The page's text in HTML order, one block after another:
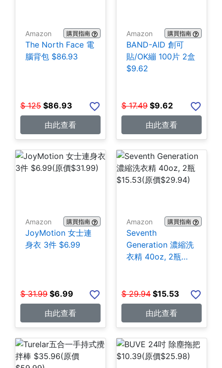
Amazon 購買指南
The North Face 電
腦背包 $86.93
$ 125 $86.93
由此查看
Amazon 購買指南
BAND-AID 創可
貼/OK繃 100片 2盒
$9.62
$ 17.49 $9.62
由此查看
Amazon 購買指南
JoyMotion 女士連
身衣 3件 $6.99
$ 31.99 $6.99
由此查看
Amazon 購買指南
Seventh
Generation 濃縮洗
衣精 40oz, 2瓶
$ 29.94 $15.53
由此查看